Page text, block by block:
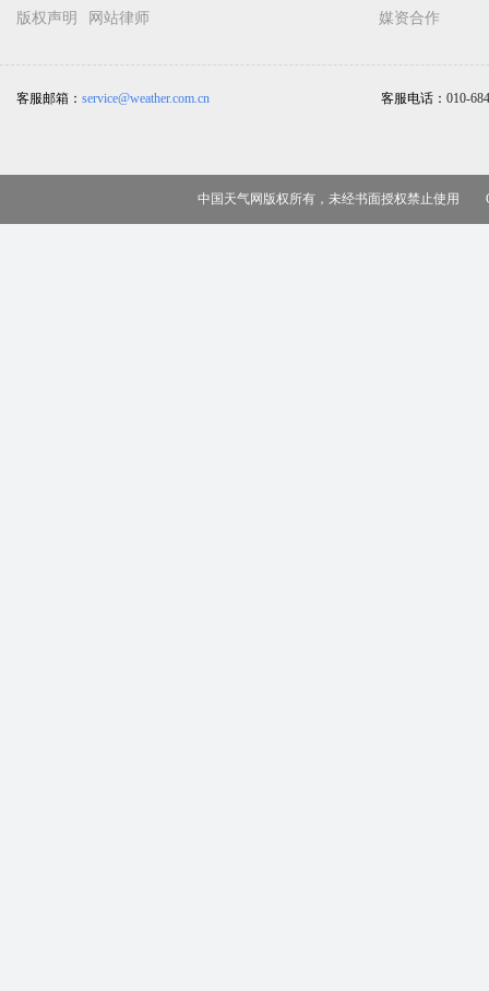
版权声明
网站律师
媒资合作
客服邮箱： service@weather.com.cn 客服电话： 010-
中国天气网版权所有，未经书面授权禁止使用